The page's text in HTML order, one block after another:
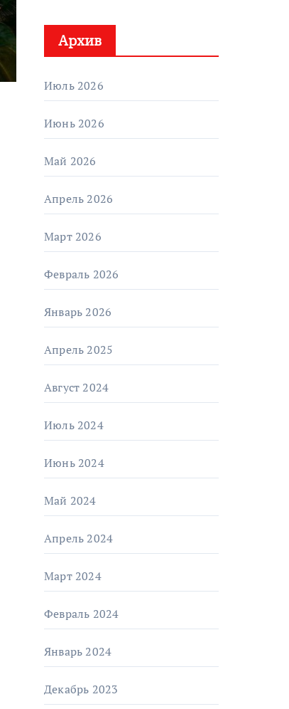
Архив
Июль 2026
Июнь 2026
Май 2026
Апрель 2026
Март 2026
Февраль 2026
Январь 2026
Апрель 2025
Август 2024
Июль 2024
Июнь 2024
Май 2024
Апрель 2024
Март 2024
Февраль 2024
Январь 2024
Декабрь 2023